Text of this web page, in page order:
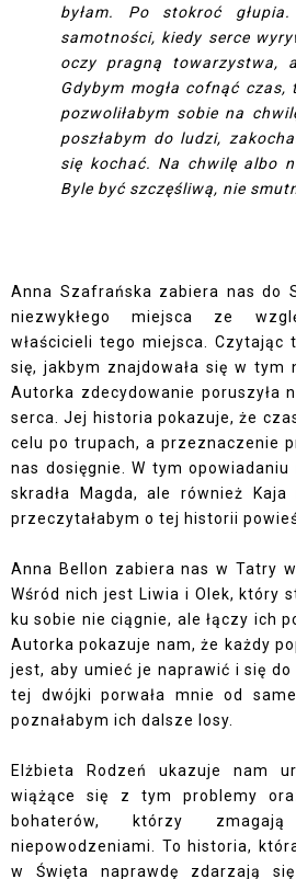
byłam. Po stokroć
samotności, kiedy serce
oczy pragną towarzystwa,
Gdybym mogła cofnąć
pozwoliłabym sobie na
poszłabym do ludzi,
się kochać. Na chwilę albo
Byle być szczęśliwą, nie
Anna Szafrańska zabiera nas do
niezwykłego miejsca ze
właścicieli tego miejsca. Czytając
się, jakbym znajdowała się w tym
Autorka zdecydowanie poruszyła
serca. Jej historia pokazuje, że
celu po trupach, a przeznaczenie
nas dosięgnie. W tym
skradła Magda, ale również
przeczytałabym o tej historii
Anna Bellon zabiera nas w Tatry
Wśród nich jest Liwia i Olek, który
ku sobie nie ciągnie, ale łączy ich
Autorka pokazuje nam, że każdy
jest, aby umieć je naprawić i się
tej dwójki porwała mnie od
poznałabym ich dalsze losy.
Elżbieta Rodzeń ukazuje nam
wiążące się z tym problemy
bohaterów, którzy
niepowodzeniami. To historia,
w Święta naprawdę zdarzają